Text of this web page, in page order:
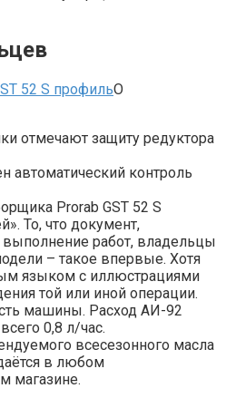
О
отмечают защиту редуктора
автоматический контроль
Prorab GST 52 S
То, что документ,
работ, владельцы
– такое впервые. Хотя
языком с иллюстрациями
той или иной операции.
машины. Расход АИ-92
0,8 л/час.
всесезонного масла
в любом
магазине.